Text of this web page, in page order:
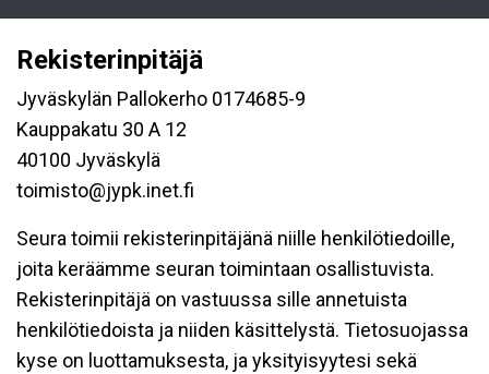
Rekisterinpitäjä
Jyväskylän Pallokerho 0174685-9
Kauppakatu 30 A 12
40100 Jyväskylä
toimisto@jypk.inet.fi
Seura toimii rekisterinpitäjänä niille henkilötiedoille,
joita keräämme seuran toimintaan osallistuvista.
Rekisterinpitäjä on vastuussa sille annetuista
henkilötiedoista ja niiden käsittelystä. Tietosuojassa
kyse on luottamuksesta, ja yksityisyytesi sekä